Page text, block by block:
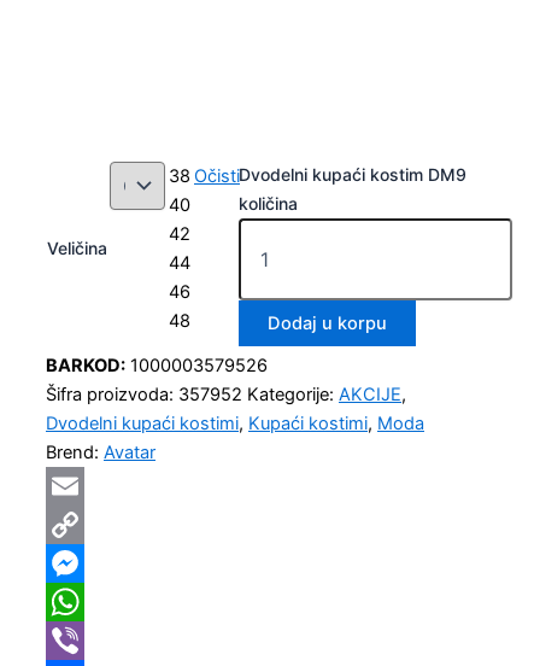
Veličina
38
40
42
44
46
48
OčistiDvodelni kupaći kostim DM9
količina
Dodaj u korpu
BARKOD: 1000003579526
Šifra proizvoda: 357952 Kategorije: AKCIJE,
Dvodelni kupaći kostimi, Kupaći kostimi, Moda
Brend: Avatar
Email
Copy
Link
Messenger
WhatsApp